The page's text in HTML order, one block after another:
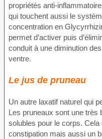
propriétés anti-
qui touchent aussi le
concentration en
permet d’activer puis
conduit à une diminution
ventre.
Le jus de pruneau
Un autre laxatif naturel qui
Les pruneaux sont une très
solubles pour le corps.
constipation mais aussi un